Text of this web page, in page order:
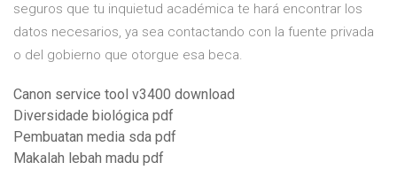
seguros que tu inquietud académica te hará encontrar los
datos necesarios, ya sea contactando con la fuente privada
o del gobierno que otorgue esa beca.
Canon service tool v3400 download
Diversidade biológica pdf
Pembuatan media sda pdf
Makalah lebah madu pdf